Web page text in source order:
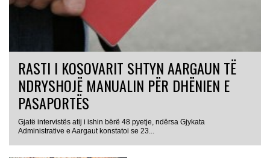
RASTI I KOSOVARIT SHTYN AARGAUN TË
NDRYSHOJË MANUALIN PËR DHËNIEN E
PASAPORTËS
Gjatë intervistës atij i ishin bërë 48 pyetje, ndërsa Gjykata
Administrative e Aargaut konstatoi se 23...